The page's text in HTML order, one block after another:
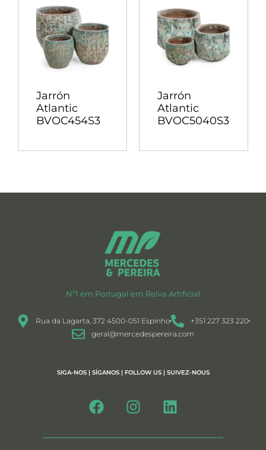
Jarrón
Atlantic
BVOC454S3
Jarrón
Atlantic
BVOC5040S3
Nº1 em Portugal em Relva Artificial
Rua da Lagarta, 372 4500-051 Espinho
+351 227 323 220
geral@mercedespereira.com
SIGA-NOS | SÍGANOS | FOLLOW US | SUIVEZ-NOUS